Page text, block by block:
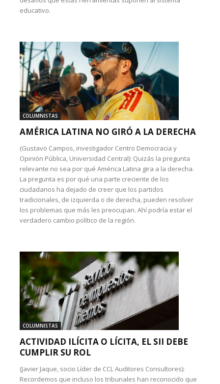
educativo.
COLUMNISTAS
AMÉRICA LATINA NO GIRÓ A LA DERECHA
(Gustavo Campos, investigador Centro Democracia y
Opinión Pública, Universidad Central): Quizás la pregunta
relevante no sea por qué América Latina gira a la derecha.
La pregunta es por qué una parte creciente de los
ciudadanos ha dejado de creer que los partidos
tradicionales, de izquierda o de derecha, pueden resolver
los problemas que más les preocupan. Ahí podría estar el
verdadero cambio político de la región.
COLUMNISTAS
ACTIVIDAD ILÍCITA O LÍCITA, EL SII DEBE
CUMPLIR SU ROL
(Javier Jaque, socio Líder de CCL Auditores Consultores):
Recordemos que incluso los tribunales han reconocido que